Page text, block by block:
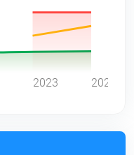
2023 2024